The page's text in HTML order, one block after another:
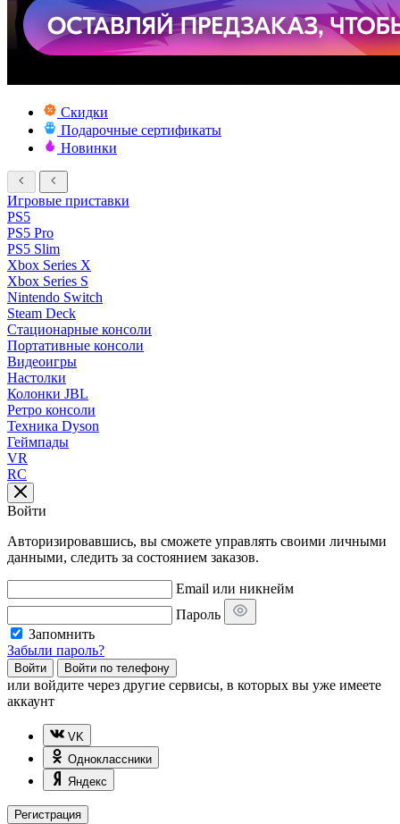
Скидки
Подарочные сертификаты
Новинки
Игровые приставки
PS5
PS5 Pro
PS5 Slim
Xbox Series X
Xbox Series S
Nintendo Switch
Steam Deck
Стационарные консоли
Портативные консоли
Видеоигры
Настолки
Колонки JBL
Ретро консоли
Техника Dyson
Геймпады
VR
RC
Войти
Авторизировавшись, вы сможете управлять своими личными
данными, следить за состоянием заказов.
Email или никнейм
Пароль
Запомнить
Забыли пароль?
Войти Войти по телефону
или войдите через другие сервисы, в которых вы уже имеете
аккаунт
VK
Одноклассники
Яндекс
Регистрация